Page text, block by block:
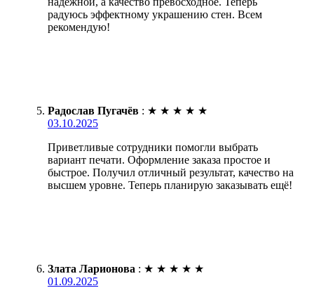
радуюсь эффектному украшению стен. Всем
рекомендую!
Радослав Пугачёв : ★ ★ ★ ★ ★
03.10.2025
Приветливые сотрудники помогли выбрать
вариант печати. Оформление заказа простое и
быстрое. Получил отличный результат, качество на
высшем уровне. Теперь планирую заказывать ещё!
Злата Ларионова : ★ ★ ★ ★ ★
01.09.2025